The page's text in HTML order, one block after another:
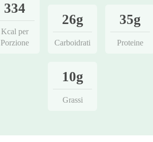
334
Kcal per
Porzione
26g
Carboidrati
35g
Proteine
10g
Grassi